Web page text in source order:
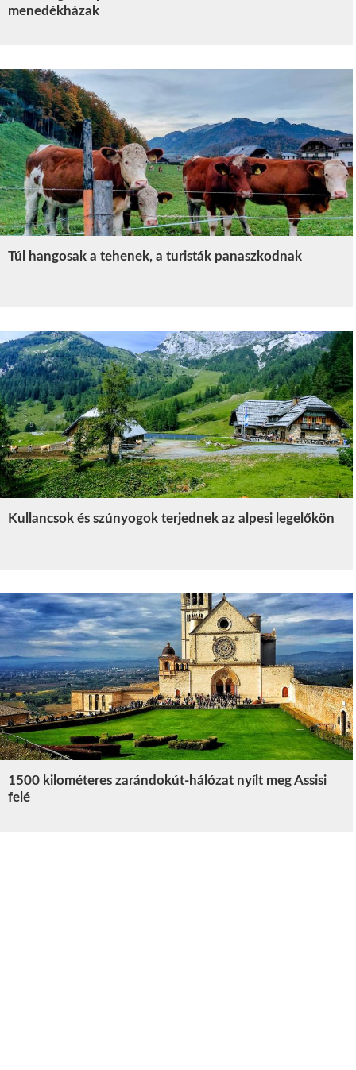
menedékházak
Túl hangosak a tehenek, a turisták panaszkodnak
Kullancsok és szúnyogok terjednek az alpesi legelőkön
1500 kilométeres zarándokút-hálózat nyílt meg Assisi
felé